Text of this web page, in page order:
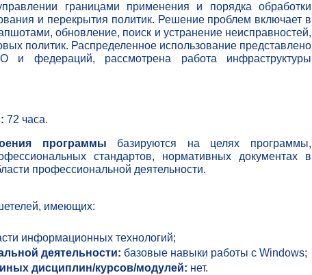
границами применения и порядка обработки
и перекрытия политик. Решение проблем включает в
обновление, поиск и устранение неисправностей,
политик. Распределенное использование представлено
и федераций, рассмотрена работа инфраструктуры
72 часа.
программы базируются на целях программы,
стандартов, нормативных документах в
профессиональной деятельности.
имеющих:
информационных технологий;
деятельности: базовые навыки работы с Windows;
дисциплин/курсов/модулей: нет.